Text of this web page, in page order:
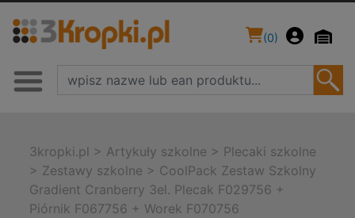
(0)
3kropki.pl > Artykuły szkolne > Plecaki szkolne
> Zestawy szkolne > CoolPack Zestaw Szkolny
Gradient Cranberry 3el. Plecak F029756 +
Piórnik F067756 + Worek F070756